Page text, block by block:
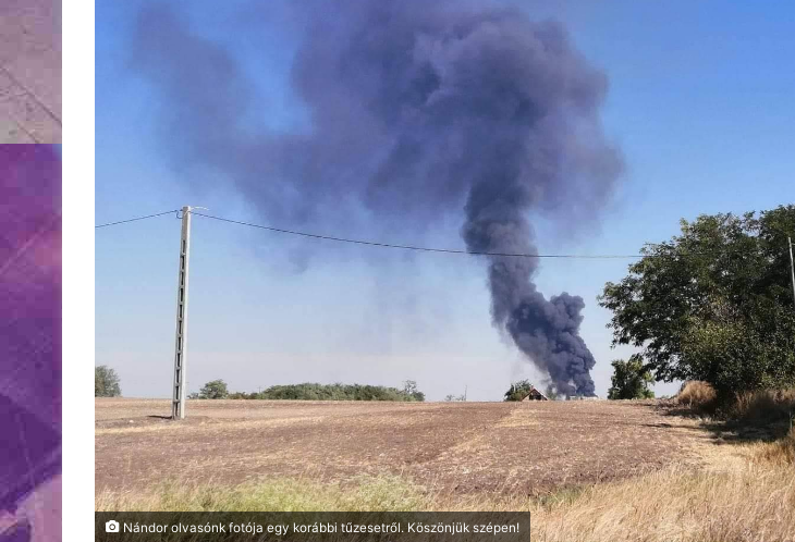
Nándor olvasónk fotója egy korábbi tűzesetről. Köszönjük szépen!